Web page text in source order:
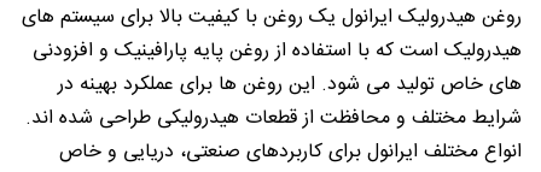
روغن هیدرولیک ایرانول یک روغن با کیفیت بالا برای سیستم های
هیدرولیک است که با استفاده از روغن پایه پارافینیک و افزودنی
های خاص تولید می شود. این روغن ها برای عملکرد بهینه در
شرایط مختلف و محافظت از قطعات هیدرولیکی طراحی شده اند.
انواع مختلف ایرانول برای کاربردهای صنعتی، دریایی و خاص